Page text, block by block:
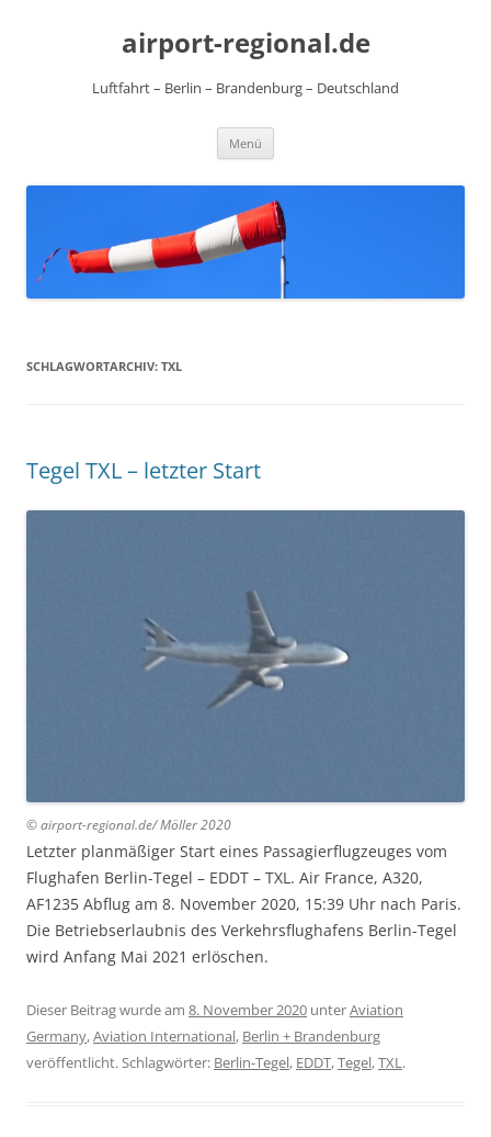
airport-regional.de
Luftfahrt – Berlin – Brandenburg – Deutschland
Menü
SCHLAGWORTARCHIV: TXL
Tegel TXL – letzter Start
© airport-regional.de/ Möller 2020
Letzter planmäßiger Start eines Passagierflugzeuges vom
Flughafen Berlin-Tegel – EDDT – TXL. Air France, A320,
AF1235 Abflug am 8. November 2020, 15:39 Uhr nach Paris.
Die Betriebserlaubnis des Verkehrsflughafens Berlin-Tegel
wird Anfang Mai 2021 erlöschen.
Dieser Beitrag wurde am 8. November 2020 unterAviation
Germany,Aviation International, Berlin + Brandenburg
veröffentlicht. Schlagwörter: Berlin-Tegel, EDDT,Tegel,TXL.